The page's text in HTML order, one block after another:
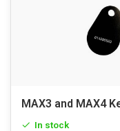
MAX3 and MAX4
In stock